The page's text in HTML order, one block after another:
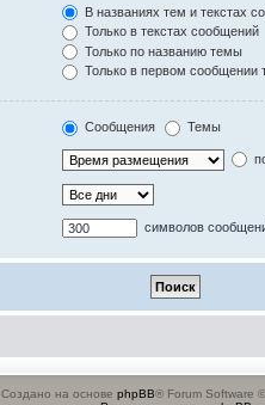
В названиях тем и текстах
Только в текстах сообщений
Только по названию темы
Только в первом сообщении
Сообщения Темы
символов
Создано на основе phpBB® Forum Software